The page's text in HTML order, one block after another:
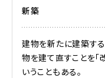
新築
建物を新たに建築する
物を建て直すことを「
いうこともある。